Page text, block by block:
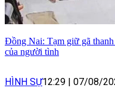
Đồng Nai: Tạm giữ gã
của người tình
HÌNH SỰ12:29 | 07/08/